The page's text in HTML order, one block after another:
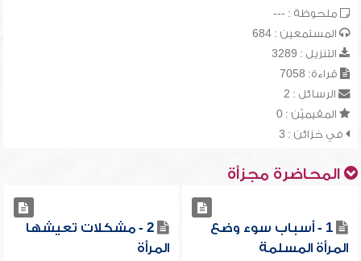
ملحوظة : ---
المستمعين : 684
التنزيل : 3289
قراءة: 7058
الرسائل : 2
المقيميّن : 0
في خزائن : 3
المحاضرة مجزأة
1 - أسباب سوء وضع
المرأة المسلمة
2 - مشكلات تعيشها
المرأة